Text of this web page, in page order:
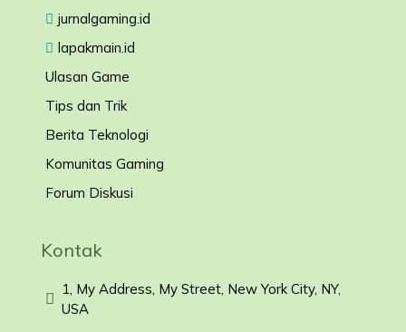
jurnalgaming.id
lapakmain.id
Ulasan Game
Tips dan Trik
Berita Teknologi
Komunitas Gaming
Forum Diskusi
Kontak
1, My Address, My Street, New York City, NY,
USA